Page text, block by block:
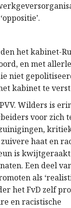
het kabinet-
en met
niet
kabinet te
Wilders is
voor zich
haat en
is
Een deel
als
het FvD zelf
en racistische